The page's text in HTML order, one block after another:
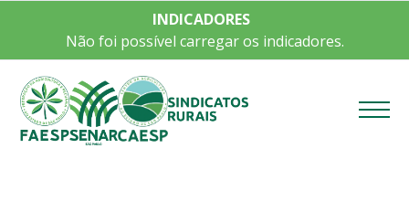
INDICADORES
Não foi possível carregar os indicadores.